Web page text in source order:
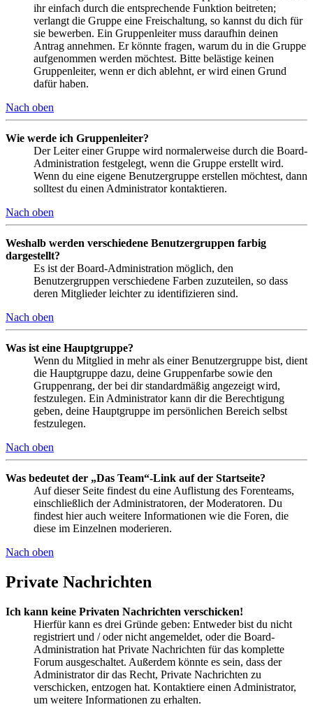
ihr einfach durch die entsprechende Funktion beitreten;
verlangt die Gruppe eine Freischaltung, so kannst du dich für
sie bewerben. Ein Gruppenleiter muss daraufhin deinen
Antrag annehmen. Er könnte fragen, warum du in die Gruppe
aufgenommen werden möchtest. Bitte belästige keinen
Gruppenleiter, wenn er dich ablehnt, er wird einen Grund
dafür haben.
Nach oben
Wie werde ich Gruppenleiter?
Der Leiter einer Gruppe wird normalerweise durch die Board-
Administration festgelegt, wenn die Gruppe erstellt wird.
Wenn du eine eigene Benutzergruppe erstellen möchtest, dann
solltest du einen Administrator kontaktieren.
Nach oben
Weshalb werden verschiedene Benutzergruppen farbig
dargestellt?
Es ist der Board-Administration möglich, den
Benutzergruppen verschiedene Farben zuzuteilen, so dass
deren Mitglieder leichter zu identifizieren sind.
Nach oben
Was ist eine Hauptgruppe?
Wenn du Mitglied in mehr als einer Benutzergruppe bist, dient
die Hauptgruppe dazu, deine Gruppenfarbe sowie den
Gruppenrang, der bei dir standardmäßig angezeigt wird,
festzulegen. Ein Administrator kann dir die Berechtigung
geben, deine Hauptgruppe im persönlichen Bereich selbst
festzulegen.
Nach oben
Was bedeutet der „Das Team“-Link auf der Startseite?
Auf dieser Seite findest du eine Auflistung des Forenteams,
einschließlich der Administratoren, der Moderatoren. Du
findest hier auch weitere Informationen wie die Foren, die
diese im Einzelnen moderieren.
Nach oben
Private Nachrichten
Ich kann keine Privaten Nachrichten verschicken!
Hierfür kann es drei Gründe geben: Entweder bist du nicht
registriert und / oder nicht angemeldet, oder die Board-
Administration hat Private Nachrichten für das komplette
Forum ausgeschaltet. Außerdem könnte es sein, dass der
Administrator dir das Recht, Private Nachrichten zu
verschicken, entzogen hat. Kontaktiere einen Administrator,
um weitere Informationen zu erhalten.